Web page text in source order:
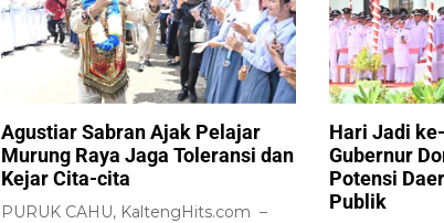
Agustiar Sabran Ajak Pelajar
Murung Raya Jaga Toleransi dan
Kejar Cita-cita
PURUK CAHU, KaltengHits.com –
Hari Jadi
Gubernur
Potensi
Publik